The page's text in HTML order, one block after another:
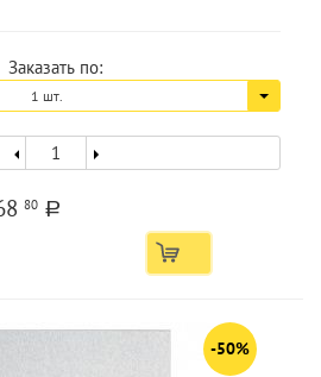
Заказать по:
1 шт.
80 a
-50%